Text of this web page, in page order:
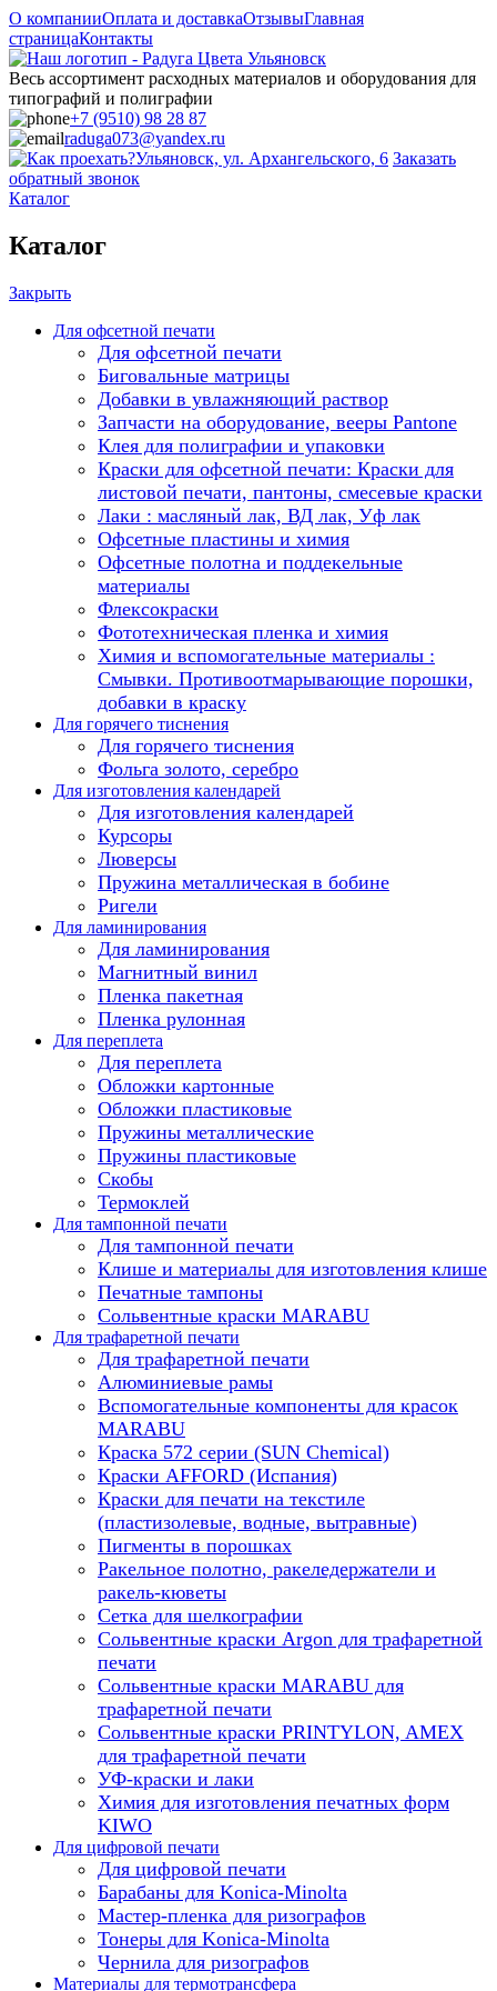
О компанииОплата и доставкаОтзывыГлавная
страницаКонтакты
Весь ассортимент расходных материалов и оборудования для
типографий и полиграфии
+7 (9510) 98 28 87
raduga073@yandex.ru
Ульяновск, ул. Архангельского, 6 Заказать
обратный звонок
Каталог
Каталог
Закрыть
Для офсетной печати
Для офсетной печати
Биговальные матрицы
Добавки в увлажняющий раствор
Запчасти на оборудование, вееры Pantone
Клея для полиграфии и упаковки
Краски для офсетной печати: Краски для
листовой печати, пантоны, смесевые краски
Лаки : масляный лак, ВД лак, Уф лак
Офсетные пластины и химия
Офсетные полотна и поддекельные
материалы
Флексокраски
Фототехническая пленка и химия
Химия и вспомогательные материалы :
Смывки. Противоотмарывающие порошки,
добавки в краску
Для горячего тиснения
Для горячего тиснения
Фольга золото, серебро
Для изготовления календарей
Для изготовления календарей
Курсоры
Люверсы
Пружина металлическая в бобине
Ригели
Для ламинирования
Для ламинирования
Магнитный винил
Пленка пакетная
Пленка рулонная
Для переплета
Для переплета
Обложки картонные
Обложки пластиковые
Пружины металлические
Пружины пластиковые
Скобы
Термоклей
Для тампонной печати
Для тампонной печати
Клише и материалы для изготовления клише
Печатные тампоны
Сольвентные краски MARABU
Для трафаретной печати
Для трафаретной печати
Алюминиевые рамы
Вспомогательные компоненты для красок
MARABU
Краска 572 серии (SUN Chemical)
Краски AFFORD (Испания)
Краски для печати на текстиле
(пластизолевые, водные, вытравные)
Пигменты в порошках
Ракельное полотно, ракеледержатели и
ракель-кюветы
Сетка для шелкографии
Сольвентные краски Argon для трафаретной
печати
Сольвентные краски MARABU для
трафаретной печати
Сольвентные краски PRINTYLON, AMEX
для трафаретной печати
УФ-краски и лаки
Химия для изготовления печатных форм
KIWO
Для цифровой печати
Для цифровой печати
Барабаны для Konica-Minolta
Мастер-пленка для ризографов
Тонеры для Konica-Minolta
Чернила для ризографов
Материалы для термотрансфера